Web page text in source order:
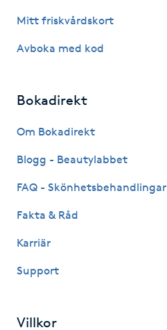
Gua Sha-massage
Hatha Yoga
Healing
Herrklippning
Mitt friskvårdskort
Avboka med kod
Bokadirekt
Om Bokadirekt
Blogg - Beautylabbet
FAQ - Skönhetsbehandlingar
Fakta & Råd
Karriär
Support
Villkor